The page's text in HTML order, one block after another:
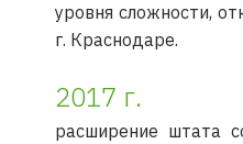
уровня сложности,
г. Краснодаре.
2017 г.
расширение штата